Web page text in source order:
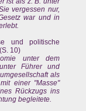
vergessen nur,
war und in
und politische
10)
unter dem
Führer und
als
einer "Masse"
Rückzugs ins
begleitete.